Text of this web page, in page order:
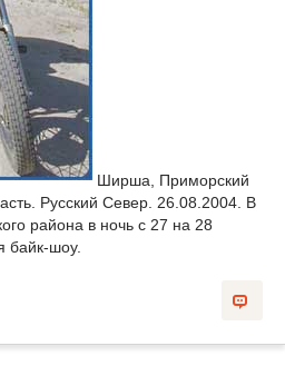
Ширша, Приморский
Русский Север. 26.08.2004. В
района в ночь с 27 на 28
байк-шоу.